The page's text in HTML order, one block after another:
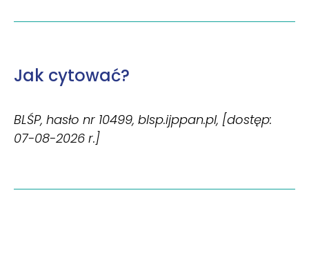
Jak cytować?
BLŚP, hasło nr 10499, blsp.ijppan.pl, [dostęp:
07-08-2026 r.]